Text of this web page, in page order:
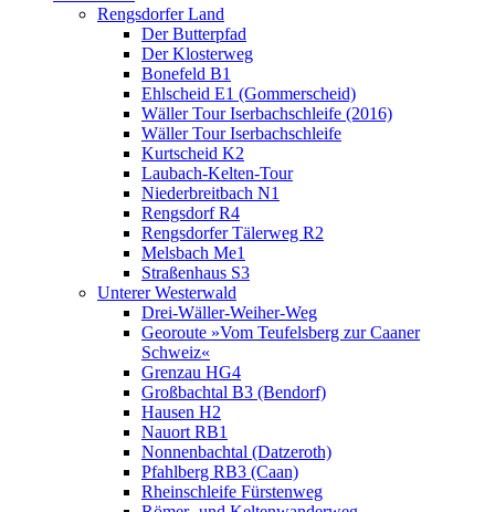
Rengsdorfer Land
Der Butterpfad
Der Klosterweg
Bonefeld B1
Ehlscheid E1 (Gommerscheid)
Wäller Tour Iserbachschleife (2016)
Wäller Tour Iserbachschleife
Kurtscheid K2
Laubach-Kelten-Tour
Niederbreitbach N1
Rengsdorf R4
Rengsdorfer Tälerweg R2
Melsbach Me1
Straßenhaus S3
Unterer Westerwald
Drei-Wäller-Weiher-Weg
Georoute »Vom Teufelsberg zur Caaner
Schweiz«
Grenzau HG4
Großbachtal B3 (Bendorf)
Hausen H2
Nauort RB1
Nonnenbachtal (Datzeroth)
Pfahlberg RB3 (Caan)
Rheinschleife Fürstenweg